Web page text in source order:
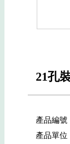
21孔
產品編號
產品單位